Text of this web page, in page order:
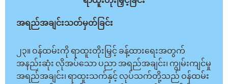
အရည်အချင်းသတ်မှတ်ခြင်း
၂၃။ ဝန်ထမ်းကို ရာထူးတိုးမြှင့် ခန့်ထားရေးအတွက်
အနည်းဆုံး လိုအပ်သော ပညာ အရည်အချင်း၊ ကျွမ်းကျင်မှု
အရည်အချင်း၊ ရာထူးသက်နှင့် လုပ်သက်တို့သည် ဝန်ထမ်း